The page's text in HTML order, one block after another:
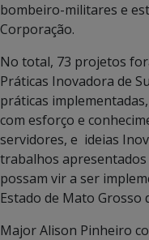
bombeiro-militares e
Corporação.
No total, 73 projetos
Práticas Inovadora de
práticas
com esforço e
servidores, e ideias
trabalhos
possam vir a ser
Estado de Mato Grosso
Major Alison Pinheiro